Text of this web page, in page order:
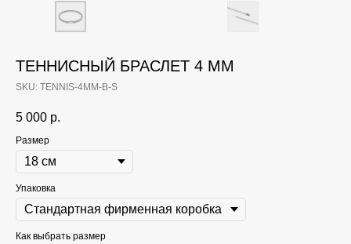
ТЕННИСНЫЙ БРАСЛЕТ 4 ММ
SKU: TENNIS-4MM-B-S
5 000 р.
Размер
Упаковка
Как выбрать размер